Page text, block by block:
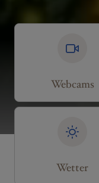
Webcams
Wetter